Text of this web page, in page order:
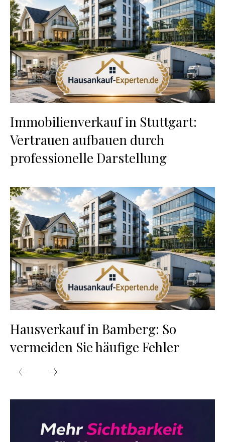
Immobilienverkauf in Stuttgart:
Vertrauen aufbauen durch
professionelle Darstellung
Hausverkauf in Bamberg: So
vermeiden Sie häufige Fehler